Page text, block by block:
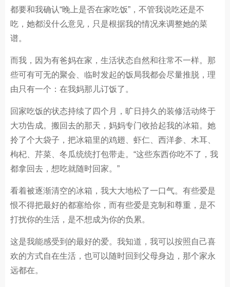
都要和我确认“晚上是否在家吃饭”，不管我说吃还是不
吃，她都没什么意见，只是根据我的情况来调整她的菜
谱。
而我，因为有爸妈在家，生活状态自然和往常不一样。那
些可有可无的聚会、临时发起的饭局我都会尽量推脱，理
由只有一个：在我妈那儿订饭了。
回家吃饭的状态持续了四个月，旷日持久的装修活动终于
大功告成。搬回去的那天，妈妈专门收拾起我的冰箱。她
拎了个大袋子，把冰箱里的鸡翅、虾仁、西洋参、木耳、
枸杞、芹菜、冬瓜统统打包带走。“这些东西你吃不了，我
都拿回去，想吃就随时回家。”
看着被逐渐清空的冰箱，我大大地松了一口气。有些爱是
恨不得把最好的都塞给你，而有些爱是克制和尊重，是不
打扰你的生活，是不想成为你的负累。
这是我能感受到的最好的爱。我知道，我可以按照自己喜
欢的方式自在生活，也可以随时回到父母身边，那个家永
远都在。